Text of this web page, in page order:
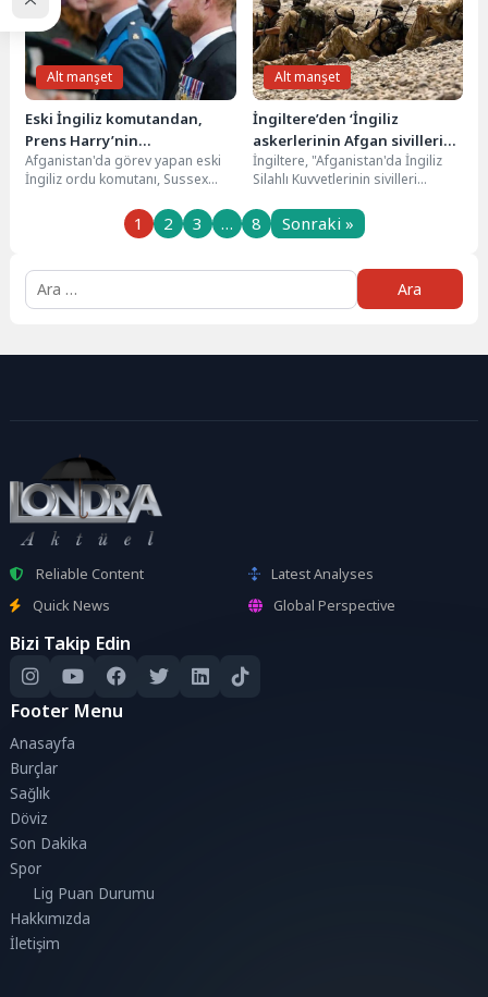
Alt manşet
Eski İngiliz komutandan,
Prens Harry’nin
Afganistan’la ilgili
açıklamalarına tepki
Afganistan'da görev yapan eski
İngiliz ordu komutanı, Sussex
Afganistan'da görev yaptığı
Alt manşet
İngiltere’den ‘İngiliz
askerlerinin Afgan sivilleri
öldürmesi’ iddialarına
soruşturma
İngiltere, "Afganistan'da İngiliz
Silahlı Kuvvetlerinin sivilleri
bağımsız bir soruşturma
yapılmasına karar verdi....
1 2 3 … 8 Sonraki »
Arama:
Reliable Content
Latest Analyses
Quick News
Global Perspective
Bizi Takip Edin
Footer Menu
Anasayfa
Burçlar
Sağlık
Döviz
Son Dakika
Spor
Lig Puan Durumu
Hakkımızda
İletişim